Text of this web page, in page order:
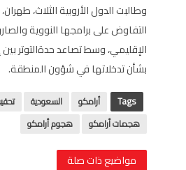
وطالبت الدول الأروبية الثلاث،
التفاوض على برامجها النووية
الإقليمي، وسط تصاعد حدةالتوتر بين
بشأن تدخلاتها في شؤون المنطقة.
Tags أرامكو السعودية
هجمات أرامكو
هجوم أرامكو
مواضيع ذات صلة